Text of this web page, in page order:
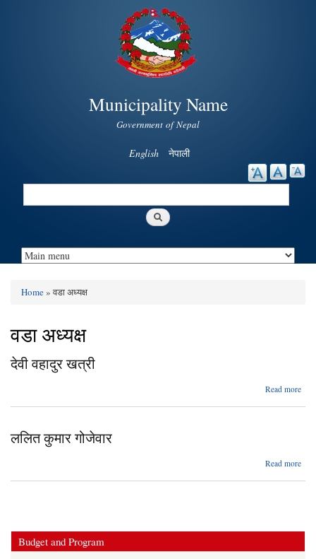
Skip to
main
content
Municipality Name
Government of Nepal
English नेपाली
Search
Home» वडा अध्यक्ष
वडा अध्यक्ष
देवी वहादुर खत्री
Read more
ललित कुमार गोजेवार
Read more
Budget and Program